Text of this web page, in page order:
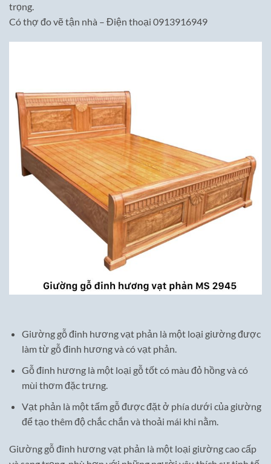
trọng.
Có thợ đo vẽ tận nhà – Điện thoại 0913916949
Giường gỗ đinh hương vạt phản là một loại giường được
làm từ gỗ đinh hương và có vạt phản.
Gỗ đinh hương là một loại gỗ tốt có màu đỏ hồng và có
mùi thơm đặc trưng.
Vạt phản là một tấm gỗ được đặt ở phía dưới của giường
để tạo thêm độ chắc chắn và thoải mái khi nằm.
Giường gỗ đinh hương vạt phản là một loại giường cao cấp